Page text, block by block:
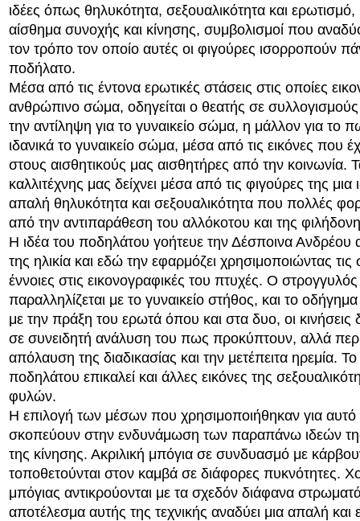
ιδέες όπως θηλυκότητα, σεξουαλικότητα και ερωτισμό,
αίσθημα συνοχής και κίνησης, συμβολισμοί που
τον τρόπο τον οποίο αυτές οι φιγούρες ισορροπούν
ποδήλατο.
Μέσα από τις έντονα ερωτικές στάσεις στις οποίες
ανθρώπινο σώμα, οδηγείται ο θεατής σε συλλογισμούς
την αντίληψη για το γυναικείο σώμα, η μάλλον για το
ιδανικά το γυναικείο σώμα, μέσα από τις εικόνες που
στους αισθητικούς μας αισθητήρες από την κοινωνία.
καλλιτέχνης μας δείχνει μέσα από τις φιγούρες της μια
απαλή θηλυκότητα και σεξουαλικότητα που πολλές
από την αντιπαράθεση του αλλόκοτου και της
Η ιδέα του ποδηλάτου γοήτευε την Δέσποινα Ανδρέου
της ηλικία και εδώ την εφαρμόζει χρησιμοποιώντας τις
έννοιες στις εικονογραφικές του πτυχές. Ο
παραλληλίζεται με το γυναικείο στήθος, και το
με την πράξη του ερωτά όπου και στα δυο, οι κινήσεις
σε συνειδητή ανάλυση του πως προκύπτουν, αλλά
απόλαυση της διαδικασίας και την μετέπειτα ηρεμία.
ποδηλάτου επικαλεί και άλλες εικόνες της
φυλών.
Η επιλογή των μέσων που χρησιμοποιήθηκαν για αυτό
σκοπεύουν στην ενδυνάμωση των παραπάνω ιδεών
της κίνησης. Ακριλική μπόγια σε συνδυασμό με
τοποθετούνται στον καμβά σε διάφορες πυκνότητες.
μπόγιας αντικρούονται με τα σχεδόν διάφανα
αποτέλεσμα αυτής της τεχνικής αναδύει μια απαλή και